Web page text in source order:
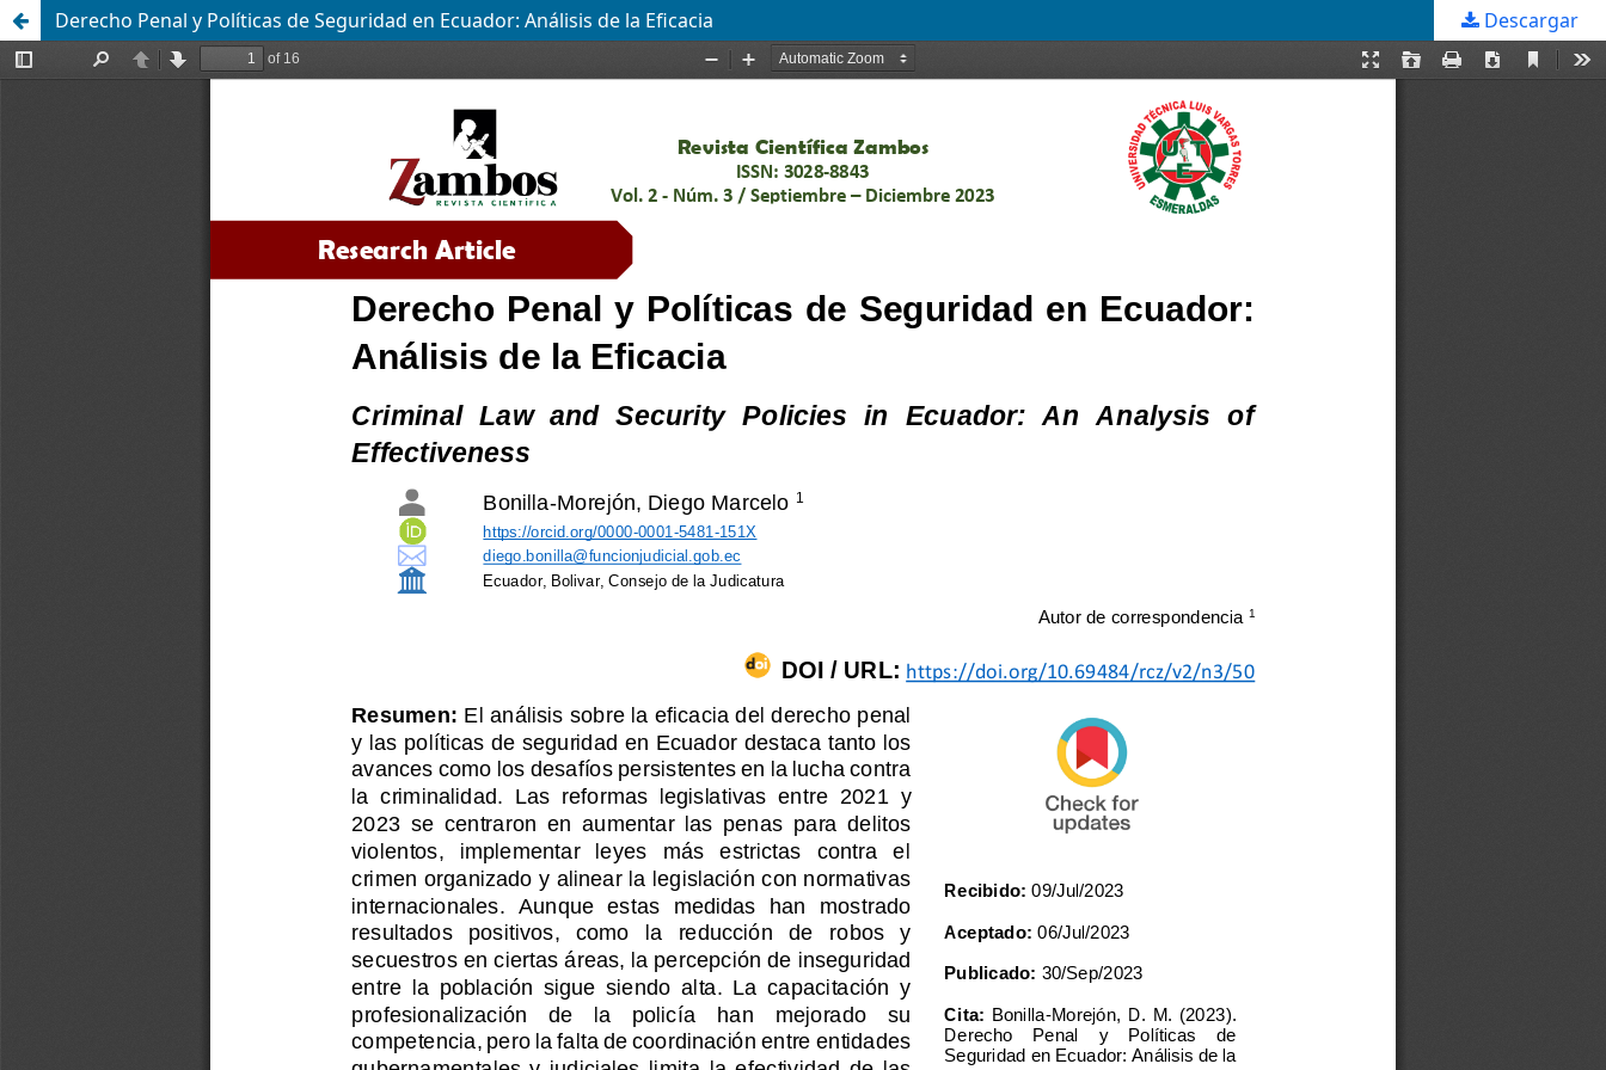
Derecho Penal y Políticas de Seguridad en Ecuador: Análisis de la Eficacia Descargar